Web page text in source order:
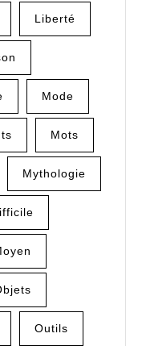
Liberté
Mode
Mots
Mythologie
Outils